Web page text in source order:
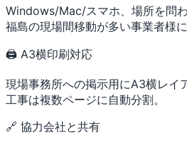
Windows/Mac/スマホ、場所を問わ
福島の現場間移動が多い事業者様に
🖨 A3横印刷対応
現場事務所への掲示用にA3横レイ
工事は複数ページに自動分割。
🔗 協力会社と共有